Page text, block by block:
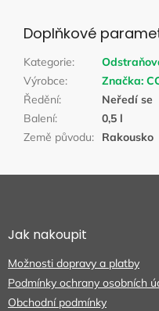
Doplňkové
Kategorie:
Výrobce: Značka:
Ředění:
Neředí se
Balení:
0,5 l
Země původu: Rakousko
aJak nakoupit
Možnosti dopravy a platby
Podmínky ochrany osobních
Obchodní podmínky